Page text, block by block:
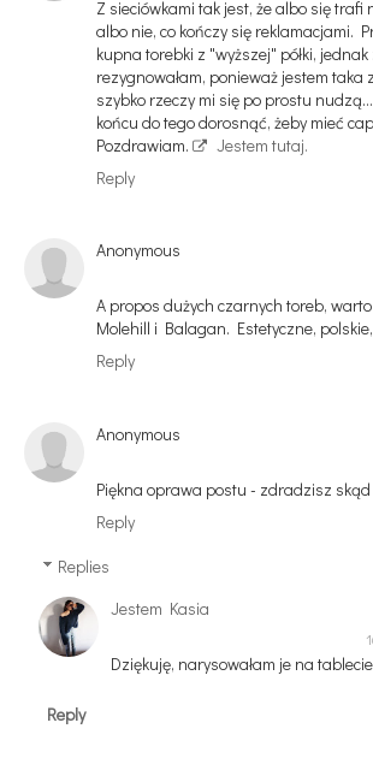
Z sieciówkami tak jest, że albo się
albo nie, co kończy się reklamacjami.
kupna torebki z "wyższej" półki, jednak
rezygnowałam, ponieważ jestem
szybko rzeczy mi się po prostu
końcu do tego dorosnąć, żeby mieć
Pozdrawiam.
Jestem tutaj.
Reply
Anonymous
A propos dużych czarnych toreb,
Molehill i Balagan. Estetyczne,
Reply
Anonymous
Piękna oprawa postu - zdradzisz skąd
Reply
Replies
Jestem Kasia
Dziękuję, narysowałam je na
Reply